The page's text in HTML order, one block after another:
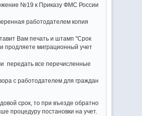
№19 к Приказу ФМС России
работодателем копия
Вам печать и штамп "Срок
продляете миграционный учет
передать все перечисленные
с работодателем для граждан
срок, то при въезде обратно
процедуру постановки на учет.